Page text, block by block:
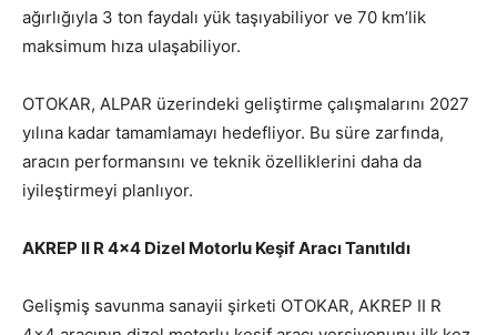
ağırlığıyla 3 ton faydalı yük taşıyabiliyor ve 70 km’lik
maksimum hıza ulaşabiliyor.
OTOKAR, ALPAR üzerindeki geliştirme çalışmalarını 2027
yılına kadar tamamlamayı hedefliyor. Bu süre zarfında,
aracın performansını ve teknik özelliklerini daha da
iyileştirmeyi planlıyor.
AKREP II R 4×4 Dizel Motorlu Keşif Aracı Tanıtıldı
Gelişmiş savunma sanayii şirketi OTOKAR, AKREP II R